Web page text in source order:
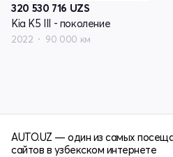
320 530 716 UZS
Kia K5 III - поколение
2022 90 000 км
AUTO.UZ — один из самых
сайтов в узбекском интернете